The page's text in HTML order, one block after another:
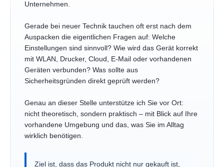
Unternehmen.
Gerade bei neuer Technik tauchen oft erst nach dem
Auspacken die eigentlichen Fragen auf: Welche
Einstellungen sind sinnvoll? Wie wird das Gerät korrekt
mit WLAN, Drucker, Cloud, E-Mail oder vorhandenen
Geräten verbunden? Was sollte aus
Sicherheitsgründen direkt geprüft werden?
Genau an dieser Stelle unterstütze ich Sie vor Ort:
nicht theoretisch, sondern praktisch – mit Blick auf Ihre
vorhandene Umgebung und das, was Sie im Alltag
wirklich benötigen.
Ziel ist, dass das Produkt nicht nur gekauft ist,